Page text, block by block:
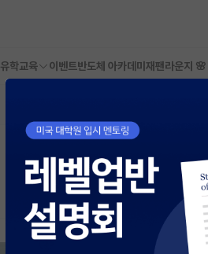
유학교육 이벤트반도체 아카데미 재팬라운지 🌸